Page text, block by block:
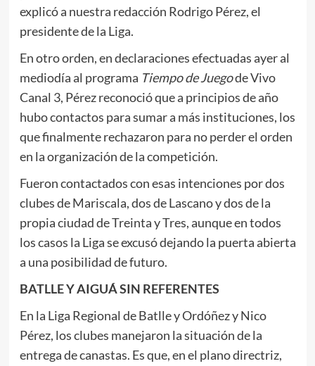
explicó a nuestra redacción Rodrigo Pérez, el
presidente de la Liga.
En otro orden, en declaraciones efectuadas ayer al
mediodía al programa Tiempo de Juegode Vivo
Canal 3, Pérez reconoció que a principios de año
hubo contactos para sumar a más instituciones, los
que finalmente rechazaron para no perder el orden
en la organización de la competición.
Fueron contactados con esas intenciones por dos
clubes de Mariscala, dos de Lascano y dos de la
propia ciudad de Treinta y Tres, aunque en todos
los casos la Liga se excusó dejando la puerta abierta
a una posibilidad de futuro.
BATLLE Y AIGUÁ SIN REFERENTES
En la Liga Regional de Batlle y Ordóñez y Nico
Pérez, los clubes manejaron la situación de la
entrega de canastas. Es que, en el plano directriz,